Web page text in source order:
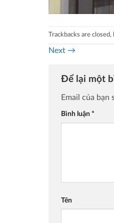
Trackbacks are closed,
Next →
Để lại một
Email của bạn
Bình luận *
Tên